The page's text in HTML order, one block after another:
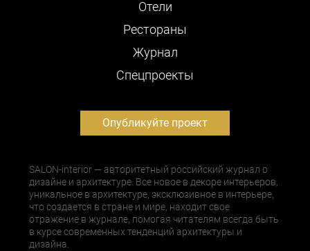
Отели
Рестораны
Журнал
Cпецпроекты
Опубликуйте проект
SALON-interior — авторитетный российский журнал о
дизайне и архитектуре. Все новое в декоре интерьеров,
уникальное в архитектуре, эксклюзивное в интерьере,
что создается в стране и мире, находит свое
отражение в журнале, помогая читателям всегда быть
в курсе современных тенденций архитектуры и
дизайна.